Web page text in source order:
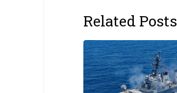
Related Posts